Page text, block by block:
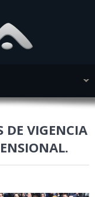
DE VIGENCIA